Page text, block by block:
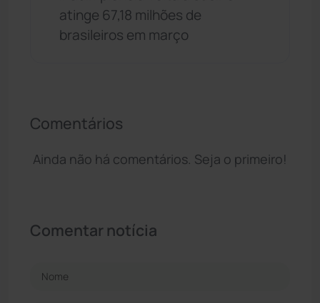
atinge 67,18 milhões de
brasileiros em março
Comentários
Ainda não há comentários. Seja o primeiro!
Comentar notícia